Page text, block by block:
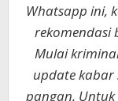
Whatsapp ini,
rekomendasi
Mulai
update
pangan.